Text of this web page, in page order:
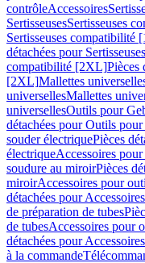
contrôleAccessoires
SertisseusesSertisseuses
Sertisseuses compatibilité
détachées pour
compatibilité [2XL]Pièces
[2XL]Mallettes
universellesMallettes
universellesOutils pour
détachées pour Outils
souder électriquePièces
électriqueAccessoires
soudure au miroirPièces
miroirAccessoires pour
détachées pour
de préparation de tubes
de tubesAccessoires pour
détachées pour
à la commande